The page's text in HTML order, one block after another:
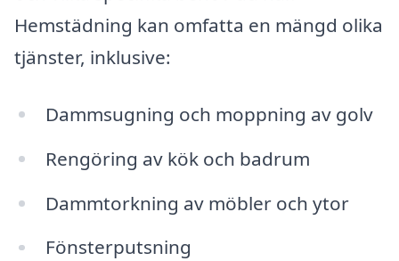
Hemstädning kan omfatta en mängd olika
tjänster, inklusive:
Dammsugning och moppning av golv
Rengöring av kök och badrum
Dammtorkning av möbler och ytor
Fönsterputsning